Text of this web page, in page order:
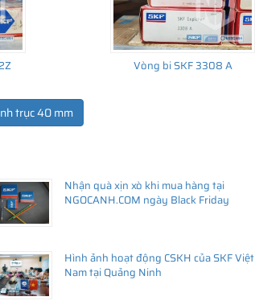
Vòng bi SKF 3308 A
trục 40 mm
Nhận quà xịn xò khi mua hàng tại
NGOCANH.COM ngày Black Friday
Hình ảnh hoạt động CSKH của SKF Việt
Nam tại Quảng Ninh